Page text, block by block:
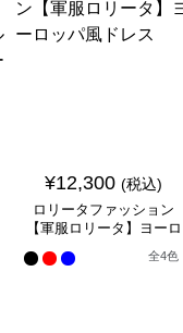
¥12,300 (税込)
ロリータファッション
【軍服ロリータ】ヨーロ
全4色